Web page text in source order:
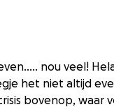
nou veel!
het niet altijd
bovenop,